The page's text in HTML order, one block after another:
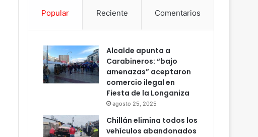
Popular Reciente Comentarios
Alcalde apunta a
Carabineros: “bajo
amenazas” aceptaron
comercio ilegal en
Fiesta de la Longaniza
agosto 25, 2025
Chillán elimina todos los
vehículos abandonados